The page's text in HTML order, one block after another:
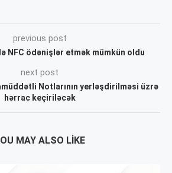
previous post
NFC ödənişlər etmək mümkün oldu
next post
Notlarının yerləşdirilməsi üzrə
hərrac keçiriləcək
MAY ALSO LIKE